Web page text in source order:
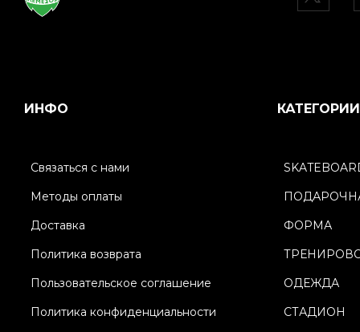
ИНФО
Связаться с нами
Методы оплаты
Доставка
Политика возврата
Пользовательское соглашение
Политика конфиденциальности
КАТЕГОРИИ
ФОРМА
ОДЕЖДА
СТАДИОН